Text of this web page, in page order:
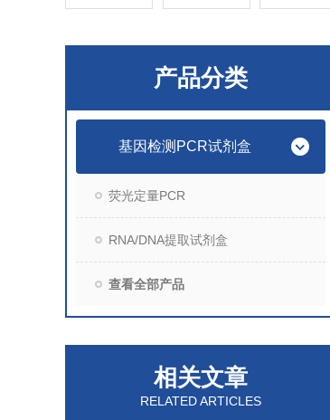
产品分类
基因检测PCR试剂盒
荧光定量PCR
RNA/DNA提取试剂盒
查看全部产品
相关文章
RELATED ARTICLES